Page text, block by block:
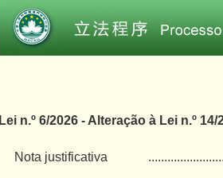
Lei n.º 6/2026 - Alteração à Lei n.º
Nota justificativa